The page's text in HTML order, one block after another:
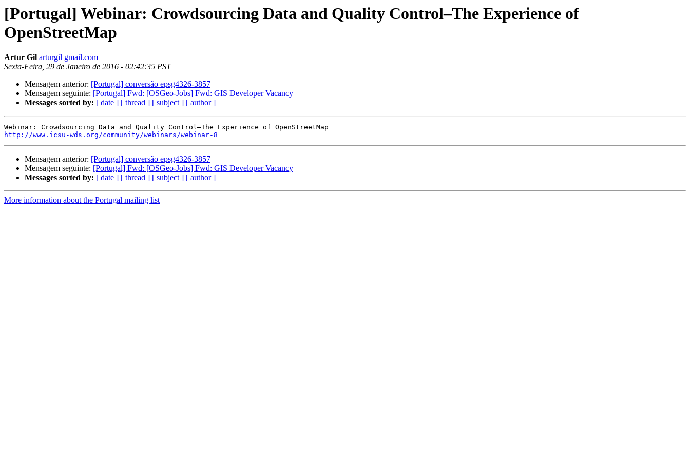
[Portugal] Webinar: Crowdsourcing Data and Quality Control–The Experience of
OpenStreetMap
Artur Gil arturgil gmail.com
Sexta-Feira, 29 de Janeiro de 2016 - 02:42:35 PST
Mensagem anterior: [Portugal] conversão epsg4326-3857
Mensagem seguinte: [Portugal] Fwd: [OSGeo-Jobs] Fwd: GIS Developer Vacancy
Messages sorted by: [ date ] [ thread ] [ subject ] [ author ]
http://www.icsu-wds.org/community/webinars/webinar-8
Mensagem anterior: [Portugal] conversão epsg4326-3857
Mensagem seguinte: [Portugal] Fwd: [OSGeo-Jobs] Fwd: GIS Developer Vacancy
Messages sorted by: [ date ] [ thread ] [ subject ] [ author ]
More information about the Portugal mailing list